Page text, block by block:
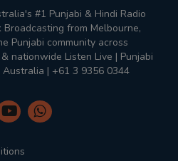
#1 Punjabi & Hindi Radio
from Melbourne,
Punjabi community across
nationwide Listen Live | Punjabi
Australia | +61 3 9356 0344